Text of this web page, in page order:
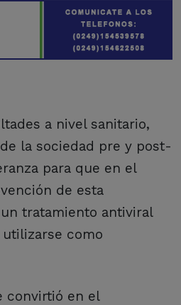
a nivel sanitario,
la sociedad pre y post-
para que en el
de esta
tratamiento antiviral
como
convirtió en el